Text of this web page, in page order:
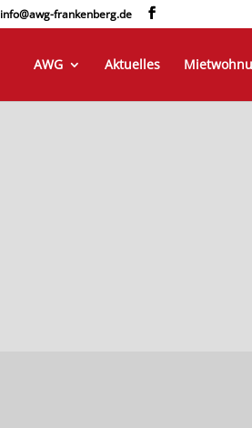
info@awg-frankenberg.de
AWG Aktuelles